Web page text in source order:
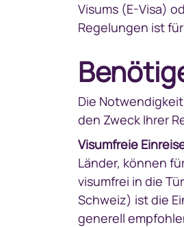
Visums (E-Visa)
Regelungen ist
Die
den Zweck Ihrer
Visumfreie
Länder, können
visumfrei in die
Schweiz) ist die
generell